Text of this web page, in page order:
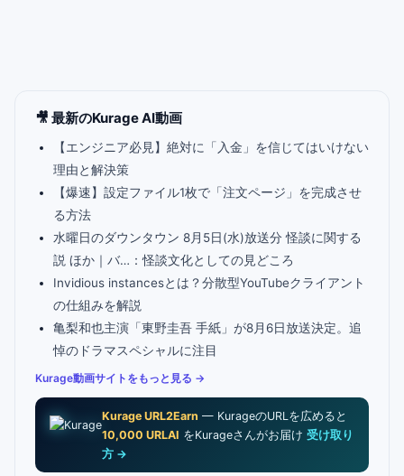
🎥 最新のKurage AI動画
【エンジニア必見】絶対に「入金」を信じてはいけない
理由と解決策
【爆速】設定ファイル1枚で「注文ページ」を完成させ
る方法
水曜日のダウンタウン 8月5日(水)放送分 怪談に関する
説 ほか｜バ…：怪談文化としての見どころ
Invidious instancesとは？分散型YouTubeクライアント
の仕組みを解説
亀梨和也主演「東野圭吾 手紙」が8月6日放送決定。追
悼のドラマスペシャルに注目
Kurage動画サイトをもっと見る →
Kurage URL2Earn — KurageのURLを広めると
10,000 URLAI をKurageさんがお届け 受け取り
方 →